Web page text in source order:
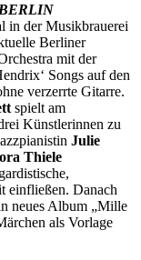
in der Musikbrauerei
Berliner
mit der
Songs auf den
verzerrte Gitarre.
spielt am
Künstlerinnen zu
Julie
Thiele
einfließen. Danach
neues Album „Mille
als Vorlage